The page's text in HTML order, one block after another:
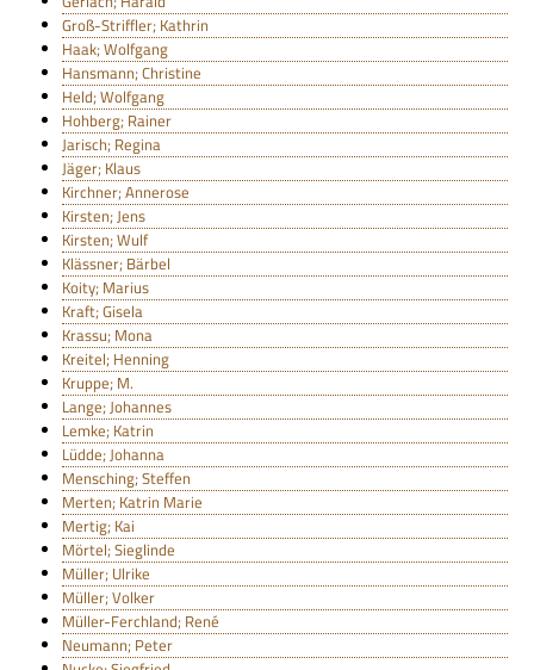
Groß-Striffler; Kathrin
Haak; Wolfgang
Hansmann; Christine
Held; Wolfgang
Hohberg; Rainer
Jarisch; Regina
Jäger; Klaus
Kirchner; Annerose
Kirsten; Jens
Kirsten; Wulf
Klässner; Bärbel
Koity; Marius
Kraft; Gisela
Krassu; Mona
Kreitel; Henning
Kruppe; M.
Lange; Johannes
Lemke; Katrin
Lüdde; Johanna
Mensching; Steffen
Merten; Katrin Marie
Mertig; Kai
Mörtel; Sieglinde
Müller; Ulrike
Müller; Volker
Müller-Ferchland; René
Neumann; Peter